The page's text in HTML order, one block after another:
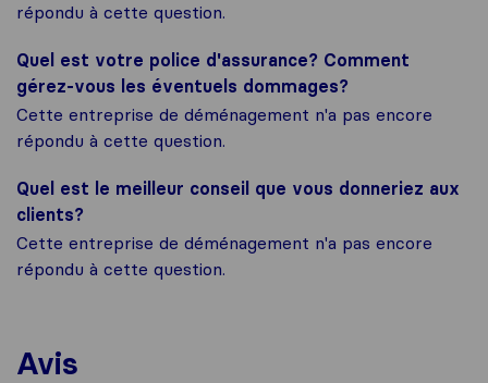
répondu à cette question.
Quel est votre police d'assurance? Comment
gérez-vous les éventuels dommages?
Cette entreprise de déménagement n'a pas encore
répondu à cette question.
Quel est le meilleur conseil que vous donneriez aux
clients?
Cette entreprise de déménagement n'a pas encore
répondu à cette question.
Avis